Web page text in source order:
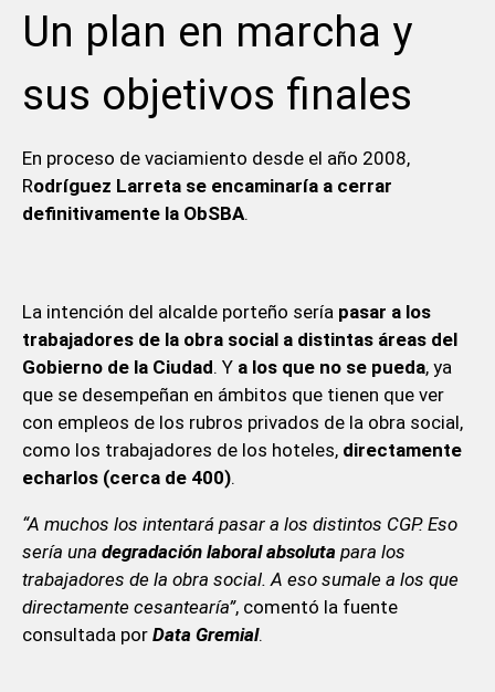
Un plan en marcha y
sus objetivos finales
En proceso de vaciamiento desde el año 2008,
Rodríguez Larreta se encaminaría a cerrar
definitivamente la ObSBA.
La intención del alcalde porteño sería pasar a los
trabajadores de la obra social a distintas áreas del
Gobierno de la Ciudad. Y a los que no se pueda, ya
que se desempeñan en ámbitos que tienen que ver
con empleos de los rubros privados de la obra social,
como los trabajadores de los hoteles, directamente
echarlos (cerca de 400).
“A muchos los intentará pasar a los distintos CGP. Eso
sería una degradación laboral absoluta para los
trabajadores de la obra social. A eso sumale a los que
directamente cesantearía”, comentó la fuente
consultada por Data Gremial.